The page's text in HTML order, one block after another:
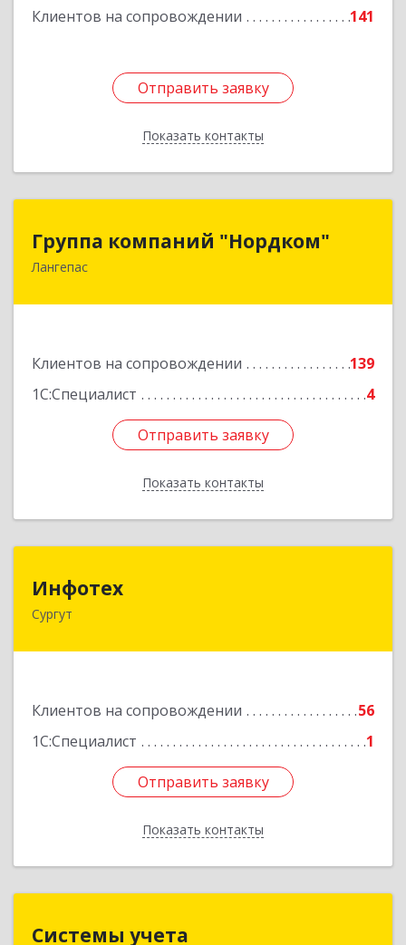
Клиентов на сопровождении 141
Отправить заявку
Показать контакты
Подробнее
Отправить заявку
Назад
Группа компаний "Нордком"
Лангепас
Клиентов на сопровождении
139
1С:Специалист
4
Отправить заявку
Показать контакты
Группа компаний "Нордком"
628672, Тюменская обл, Лангепас г., Солнечная
Отправить заявку
Назад
Инфотех
Сургут
Клиентов на сопровождении
56
1С:Специалист
1
Отправить заявку
Показать контакты
628400, Ханты-Мансийский Автономный округ
Отправить заявку
Назад
Системы учета